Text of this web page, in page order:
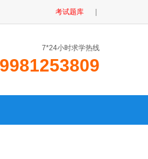
考试题库
7*24小时求学热线